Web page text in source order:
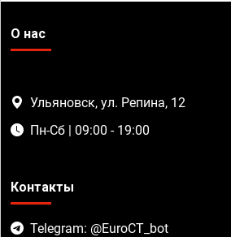
О нас
Ульяновск, ул. Репина, 12
Пн-Сб | 09:00 - 19:00
Контакты
Telegram: @EuroCT_bot